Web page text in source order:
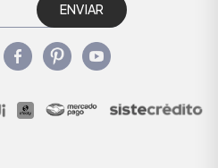
ENVIAR